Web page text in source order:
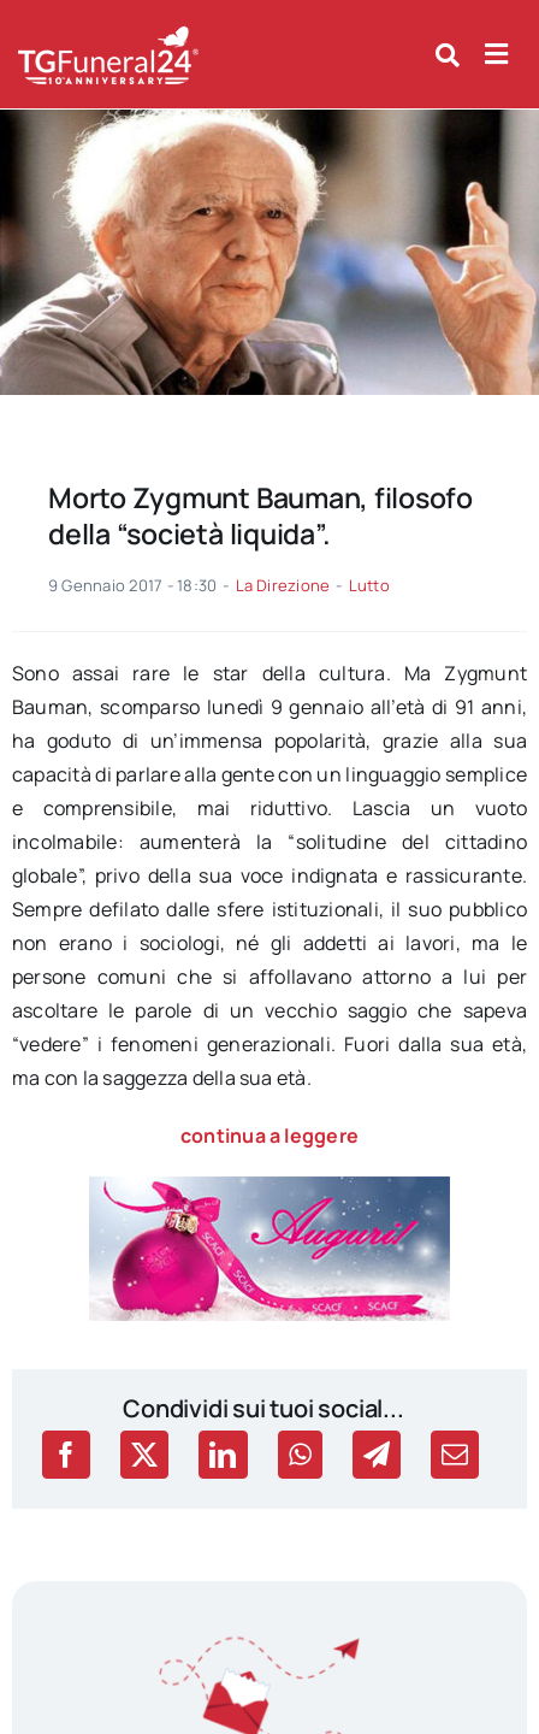
content
Morto Zygmunt Bauman, filosofo
della “società liquida”.
9 Gennaio 2017 - 18:30 - La Direzione - Lutto
Sono assai rare le star della cultura. Ma Zygmunt
Bauman, scomparso lunedì 9 gennaio all’età di 91 anni,
ha goduto di un’immensa popolarità, grazie alla sua
capacità di parlare alla gente con un linguaggio semplice
e comprensibile, mai riduttivo. Lascia un vuoto
incolmabile: aumenterà la “solitudine del cittadino
globale”, privo della sua voce indignata e rassicurante.
Sempre defilato dalle sfere istituzionali, il suo pubblico
non erano i sociologi, né gli addetti ai lavori, ma le
persone comuni che si affollavano attorno a lui per
ascoltare le parole di un vecchio saggio che sapeva
“vedere” i fenomeni generazionali. Fuori dalla sua età,
ma con la saggezza della sua età.
continua a leggere
Condividi sui tuoi social...